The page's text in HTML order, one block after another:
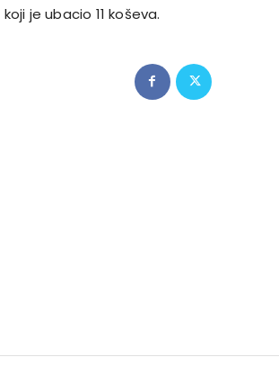
koji je ubacio 11 koševa.